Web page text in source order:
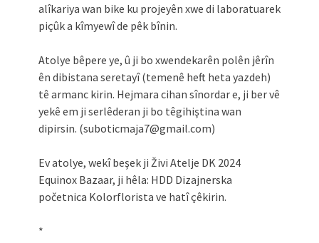
alîkariya wan bike ku projeyên xwe di laboratuarek
piçûk a kîmyewî de pêk bînin.
Atolye bêpere ye, û ji bo xwendekarên polên jêrîn
ên dibistana seretayî (temenê heft heta yazdeh)
tê armanc kirin. Hejmara cihan sînordar e, ji ber vê
yekê em ji serlêderan ji bo têgihiştina wan
dipirsin. (suboticmaja7@gmail.com)
Ev atolye, wekî beşek ji Živi Atelje DK 2024
Equinox Bazaar, ji hêla: HDD Dizajnerska
početnica Kolorflorista ve hatî çêkirin.
*